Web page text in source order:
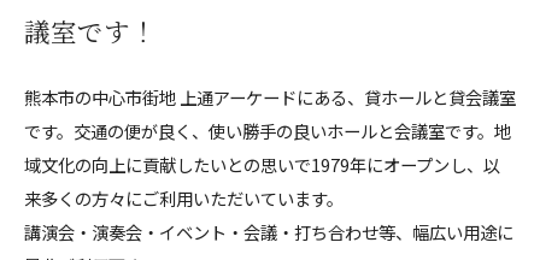
議室です！
熊本市の中心市街地 上通アーケードにある、貸ホールと貸会議室
です。交通の便が良く、使い勝手の良いホールと会議室です。地
域文化の向上に貢献したいとの思いで1979年にオープンし、以
来多くの方々にご利用いただいています。
講演会・演奏会・イベント・会議・打ち合わせ等、幅広い用途に